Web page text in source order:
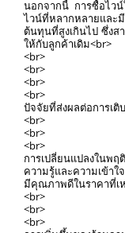
นอกจากนี้ การซื้อไวน์
ไวน์ที่หลากหลายและ
ต้นทุนที่สูงเกินไป ซึ่งส
ให้กับลูกค้าเดิม<br>
<br>
<br>
<br>
<br>
ปัจจัยที่ส่งผลต่อการเติ
<br>
<br>
<br>
การเปลี่ยนแปลงในพฤ
ความรู้และความเข้า
มีคุณภาพดีในราคาที่เ
<br>
<br>
<br>